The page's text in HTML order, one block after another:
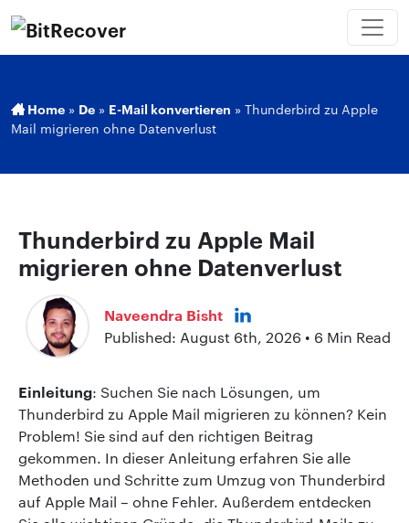
Home » De » E-Mail konvertieren » Thunderbird zu Apple
Mail migrieren ohne Datenverlust
Thunderbird zu Apple Mail
migrieren ohne Datenverlust
Naveendra Bisht
Published: August 6th, 2026 • 6 Min Read
Einleitung: Suchen Sie nach Lösungen, um
Thunderbird zu Apple Mail migrieren zu können? Kein
Problem! Sie sind auf den richtigen Beitrag
gekommen. In dieser Anleitung erfahren Sie alle
Methoden und Schritte zum Umzug von Thunderbird
auf Apple Mail – ohne Fehler. Außerdem entdecken